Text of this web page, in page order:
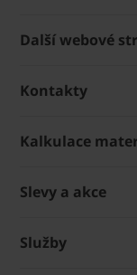
Další webové
Kontakty
Kalkulace
Slevy a akce
Služby